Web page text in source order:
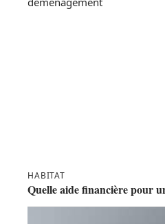
HABITAT
Quelle aide financière pour